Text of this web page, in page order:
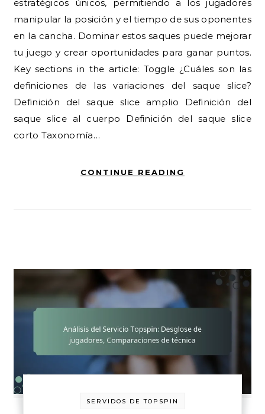
estratégicos únicos, permitiendo a los jugadores
manipular la posición y el tiempo de sus oponentes
en la cancha. Dominar estos saques puede mejorar
tu juego y crear oportunidades para ganar puntos.
Key sections in the article: Toggle ¿Cuáles son las
definiciones de las variaciones del saque slice?
Definición del saque slice amplio Definición del
saque slice al cuerpo Definición del saque slice
corto Taxonomía…
CONTINUE READING
SERVIDOS DE TOPSPIN